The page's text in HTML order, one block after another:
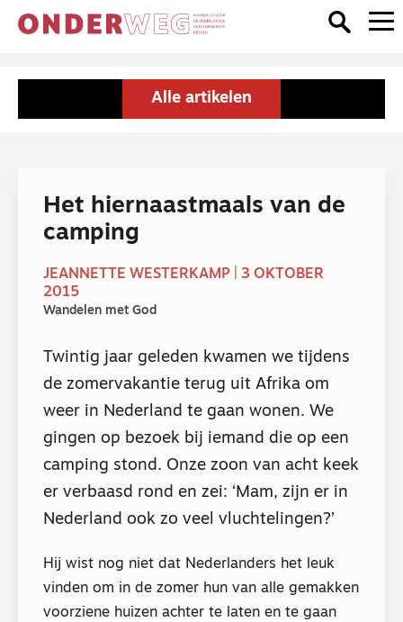
Alle artikelen
Het hiernaastmaals van de
camping
JEANNETTE WESTERKAMP | 3 OKTOBER
2015
Wandelen met God
Twintig jaar geleden kwamen we tijdens
de zomervakantie terug uit Afrika om
weer in Nederland te gaan wonen. We
gingen op bezoek bij iemand die op een
camping stond. Onze zoon van acht keek
er verbaasd rond en zei: ‘Mam, zijn er in
Nederland ook zo veel vluchtelingen?’
Hij wist nog niet dat Nederlanders het leuk
vinden om in de zomer hun van alle gemakken
voorziene huizen achter te laten en te gaan